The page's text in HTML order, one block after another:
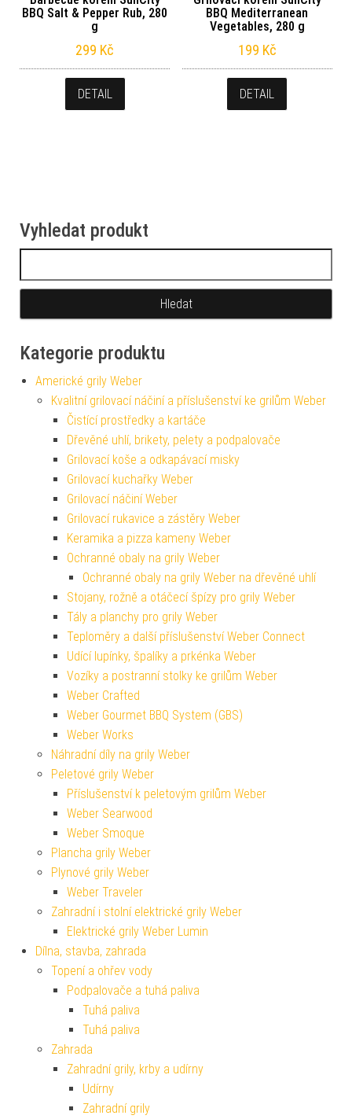
BBQ Salt & Pepper Rub, 280
g
299 Kč
DETAIL
BBQ Mediterranean
Vegetables, 280 g
199 Kč
DETAIL
Vyhledat produkt
Kategorie produktu
Americké grily Weber
Kvalitní grilovací náčiní a příslušenství ke grilům Weber
Čistící prostředky a kartáče
Dřevěné uhlí, brikety, pelety a podpalovače
Grilovací koše a odkapávací misky
Grilovací kuchařky Weber
Grilovací náčiní Weber
Grilovací rukavice a zástěry Weber
Keramika a pizza kameny Weber
Ochranné obaly na grily Weber
Ochranné obaly na grily Weber na dřevěné uhlí
Stojany, rožně a otáčecí špízy pro grily Weber
Tály a planchy pro grily Weber
Teploměry a další příslušenství Weber Connect
Udící lupínky, špalíky a prkénka Weber
Vozíky a postranní stolky ke grilům Weber
Weber Crafted
Weber Gourmet BBQ System (GBS)
Weber Works
Náhradní díly na grily Weber
Peletové grily Weber
Příslušenství k peletovým grilům Weber
Weber Searwood
Weber Smoque
Plancha grily Weber
Plynové grily Weber
Weber Traveler
Zahradní i stolní elektrické grily Weber
Elektrické grily Weber Lumin
Dílna, stavba, zahrada
Topení a ohřev vody
Podpalovače a tuhá paliva
Tuhá paliva
Tuhá paliva
Zahrada
Zahradní grily, krby a udírny
Udírny
Zahradní grily